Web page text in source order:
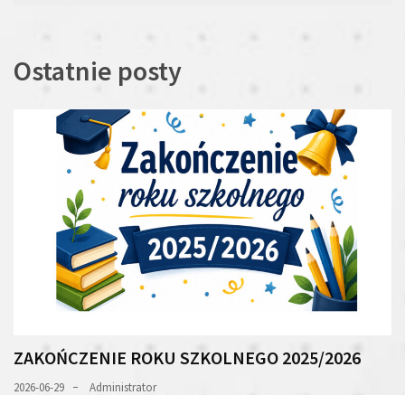
Ostatnie posty
ZAKOŃCZENIE ROKU SZKOLNEGO 2025/2026
2026-06-29 Administrator